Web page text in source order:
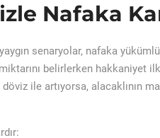
Nafaka
senaryolar, nafaka
belirlerken hakkaniyet
ile artıyorsa, alacaklının